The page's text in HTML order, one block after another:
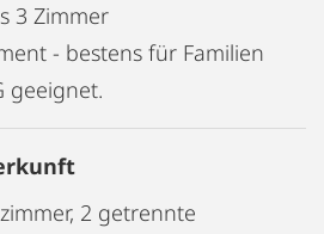
3 Zimmer
- bestens für Familien
geeignet.
2 getrennte